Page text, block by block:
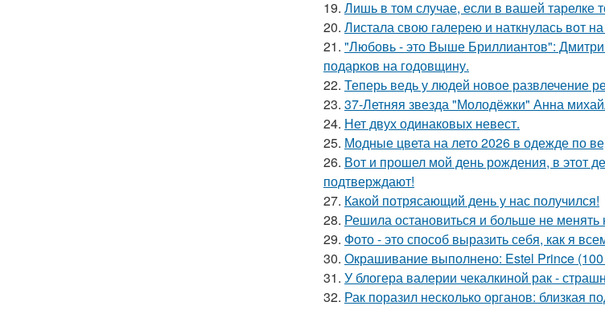
19. Лишь в том случае, если в вашей тарелке
20. Листала свою галерею и наткнулась вот
21. "Любовь - это Выше Бриллиантов":
подарков на годовщину.
22. Теперь ведь у людей новое развлечение
23. 37-Летняя звезда "Молодёжки" Анна
24. Нет двух одинаковых невест.
25. Модные цвета на лето 2026 в одежде по
26. Вот и прошел мой день рождения, в этот
подтверждают!
27. Какой потрясающий день у нас получился!
28. Решила остановиться и больше не менять
29. Фото - это способ выразить себя, как я
30. Окрашивание выполнено: Estel Prince
31. У блогера валерии чекалкиной рак -
32. Рак поразил несколько органов: близкая